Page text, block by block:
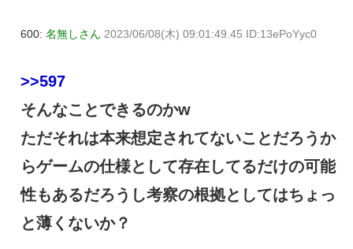
600: 名無しさん 2023/06/08(木) 09:01:49.45 ID:13ePoYyc0
>>597
そんなことできるのかw
ただそれは本来想定されてないことだろうか
らゲームの仕様として存在してるだけの可能
性もあるだろうし考察の根拠としてはちょっ
と薄くないか？